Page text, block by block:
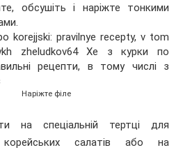
обсушіть і наріжте тонкими
Наріжте філе
на спеціальній тертці для
корейських салатів або на